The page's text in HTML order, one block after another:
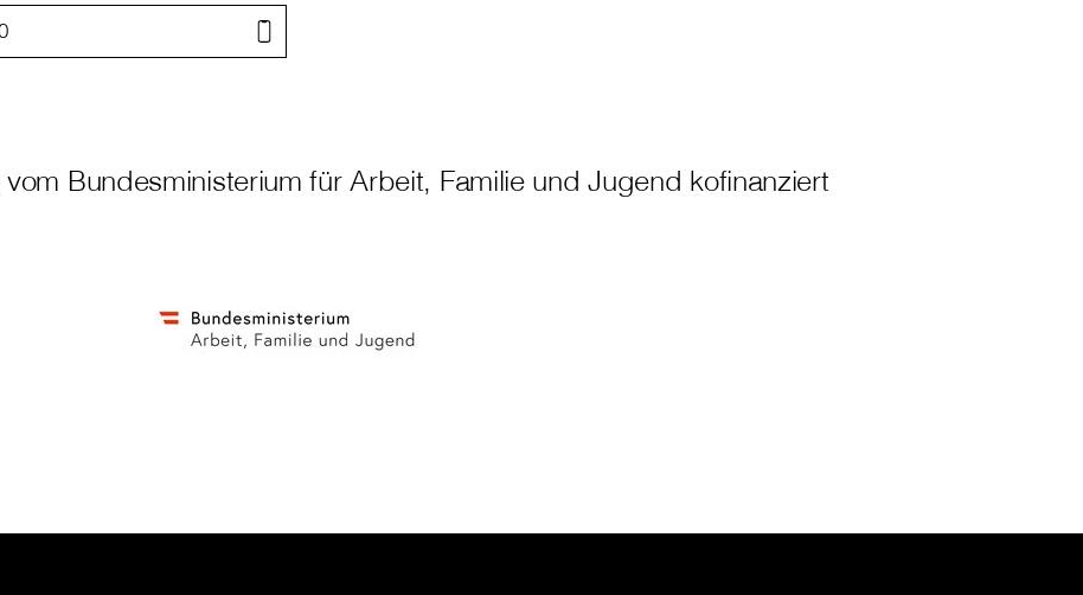
Bundesministerium für Arbeit, Familie und Jugend kofinanziert